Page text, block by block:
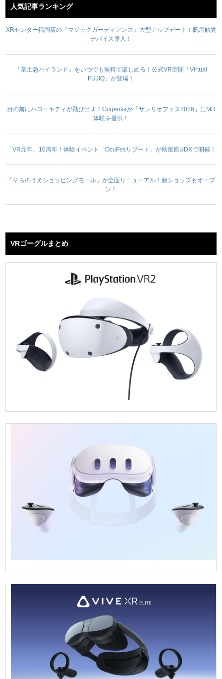
人気記事ランキング
XRセンター福岡店の『マジックガーディアンズ』大型アップデート！腕用触覚
デバイス導入！
「富士急ハイランド」をいつでも無料で楽しめる！公式VR空間「Virtual
FUJIQ」が登場！
目の前にハローキティが飛び出す！Gugenkaが「サンリオフェス2026」にMR
体験を提供！
「VR元年」10周年！体験イベント「OcuFesリブート」が秋葉原UDXで開催！
「そらのうえショッピングモール」が全面リニューアル！新ショップもオープ
ン！
VRゴーグルまとめ